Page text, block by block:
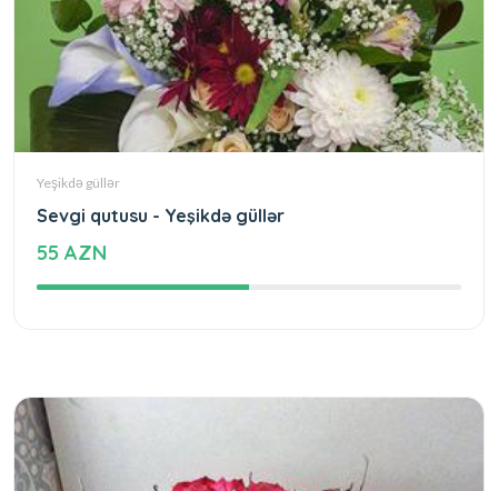
Yeşikdə güllər
Sevgi qutusu - Yeşikdə güllər
55 AZN